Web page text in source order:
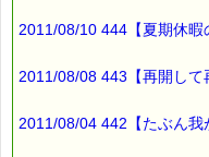
当初の予定では
一週間ずれていたんです
震災の影響で
2011/08/10 444【夏期休暇
2011/08/08 443【再開して
2011/08/04 442【たぶん我